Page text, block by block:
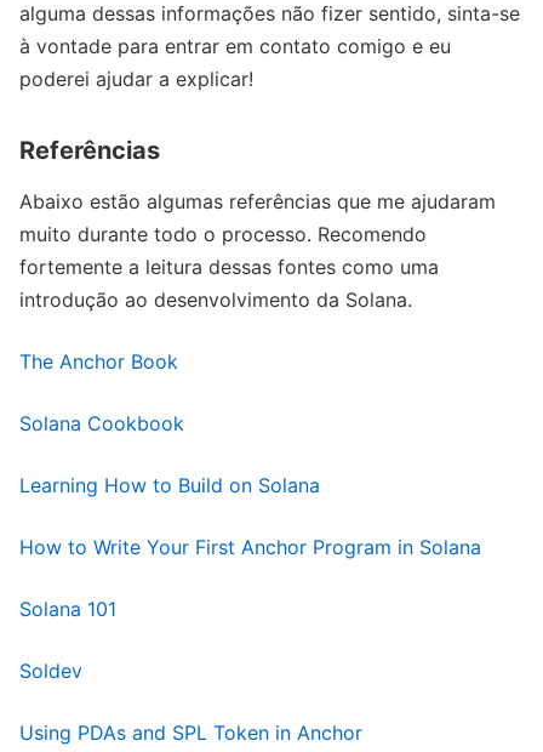
alguma dessas informações não fizer sentido, sinta-se
à vontade para entrar em contato comigo e eu
poderei ajudar a explicar!
Referências
Abaixo estão algumas referências que me ajudaram
muito durante todo o processo. Recomendo
fortemente a leitura dessas fontes como uma
introdução ao desenvolvimento da Solana.
The Anchor Book
Solana Cookbook
Learning How to Build on Solana
How to Write Your First Anchor Program in Solana
Solana 101
Soldev
Using PDAs and SPL Token in Anchor